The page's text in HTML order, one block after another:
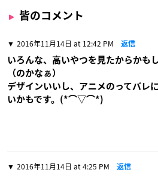
皆のコメント
2016年11月14日 at 12:42 PM 返信
いろんな、高いやつを見たからかも
（のかなぁ）
デザインいいし、アニメのってバレ
いかもです。(*⌒▽⌒*)
2016年11月14日 at 4:25 PM 返信